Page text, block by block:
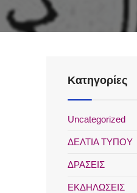
Kατηγορίες
Uncategorized
ΔΕΛΤΙΑ ΤΥΠΟΥ
ΔΡΑΣΕΙΣ
ΕΚΔΗΛΩΣΕΙΣ